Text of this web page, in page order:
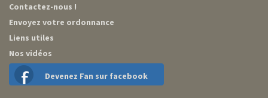
Contactez-nous !
Envoyez votre ordonnance
Liens utiles
Nos vidéos
Devenez Fan sur facebook